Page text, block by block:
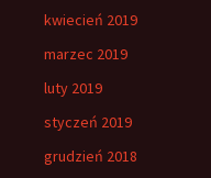
kwiecień 2019
marzec 2019
luty 2019
styczeń 2019
grudzień 2018